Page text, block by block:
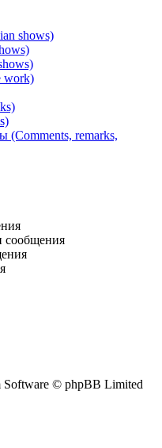
shows)
work)
(Comments, remarks,
сообщения
Software © phpBB Limited